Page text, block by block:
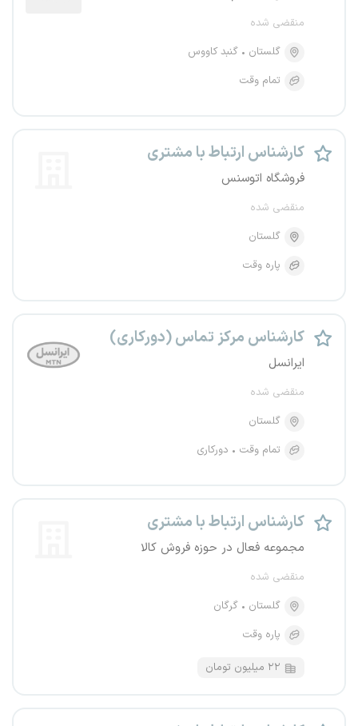
منقضی شده
گلستان
گنبد کاووس
تمام وقت
کارشناس ارتباط با مشتری
فروشگاه اتوسنس
منقضی شده
گلستان
پاره وقت
کارشناس مرکز تماس (دورکاری)
ایرانسل
منقضی شده
گلستان
تمام وقت
دورکاری
کارشناس ارتباط با مشتری
مجموعه فعال در حوزه فروش کالا
منقضی شده
گلستان
گرگان
پاره وقت
۲۲ میلیون تومان